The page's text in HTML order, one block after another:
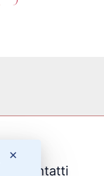
Contatti
✕